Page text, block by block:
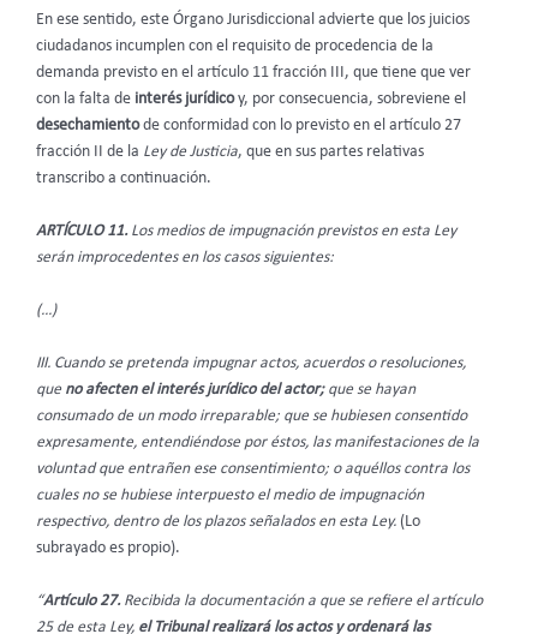
En ese sentido, este Órgano Jurisdiccional advierte que los juicios
ciudadanos incumplen con el requisito de procedencia de la
demanda previsto en el artículo 11 fracción III, que tiene que ver
con la falta de interés jurídicoy, por consecuencia, sobreviene el
desechamientode conformidad con lo previsto en el artículo 27
fracción II de la Ley de Justicia, que en sus partes relativas
transcribo a continuación.
ARTÍCULO 11. Los medios de impugnación previstos en esta Ley
serán improcedentes en los casos siguientes:
(…)
III. Cuando se pretenda impugnar actos, acuerdos o resoluciones,
que no afecten el interés jurídico del actor; que se hayan
consumado de un modo irreparable; que se hubiesen consentido
expresamente, entendiéndose por éstos, las manifestaciones de la
voluntad que entrañen ese consentimiento; o aquéllos contra los
cuales no se hubiese interpuesto el medio de impugnación
respectivo, dentro de los plazos señalados en esta Ley. (Lo
subrayado es propio).
“Artículo 27. Recibida la documentación a que se refiere el artículo
25 de esta Ley, el Tribunal realizará los actos y ordenará las